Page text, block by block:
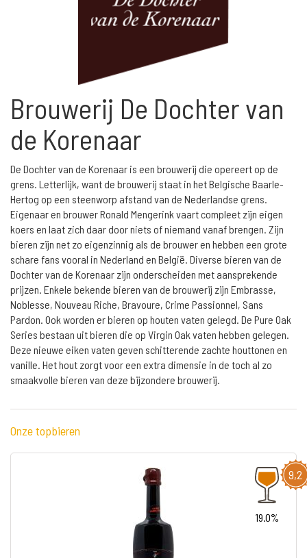
Brouwerij De Dochter van
de Korenaar
De Dochter van de Korenaar is een brouwerij die opereert op de
grens. Letterlijk, want de brouwerij staat in het Belgische Baarle-
Hertog op een steenworp afstand van de Nederlandse grens.
Eigenaar en brouwer Ronald Mengerink vaart compleet zijn eigen
koers en laat zich daar door niets of niemand vanaf brengen. Zijn
bieren zijn net zo eigenzinnig als de brouwer en hebben een grote
schare fans vooral in Nederland en België. Diverse bieren van de
Dochter van de Korenaar zijn onderscheiden met aansprekende
prijzen. Enkele bekende bieren van de brouwerij zijn Embrasse,
Noblesse, Nouveau Riche, Bravoure, Crime Passionnel, Sans
Pardon. Ook worden er bieren op houten vaten gelegd. De Pure Oak
Series bestaan uit bieren die op Virgin Oak vaten hebben gelegen.
Deze nieuwe eiken vaten geven schitterende zachte houttonen en
vanille. Het hout zorgt voor een extra dimensie in de toch al zo
smaakvolle bieren van deze bijzondere brouwerij.
Onze topbieren
9,2
19.0%